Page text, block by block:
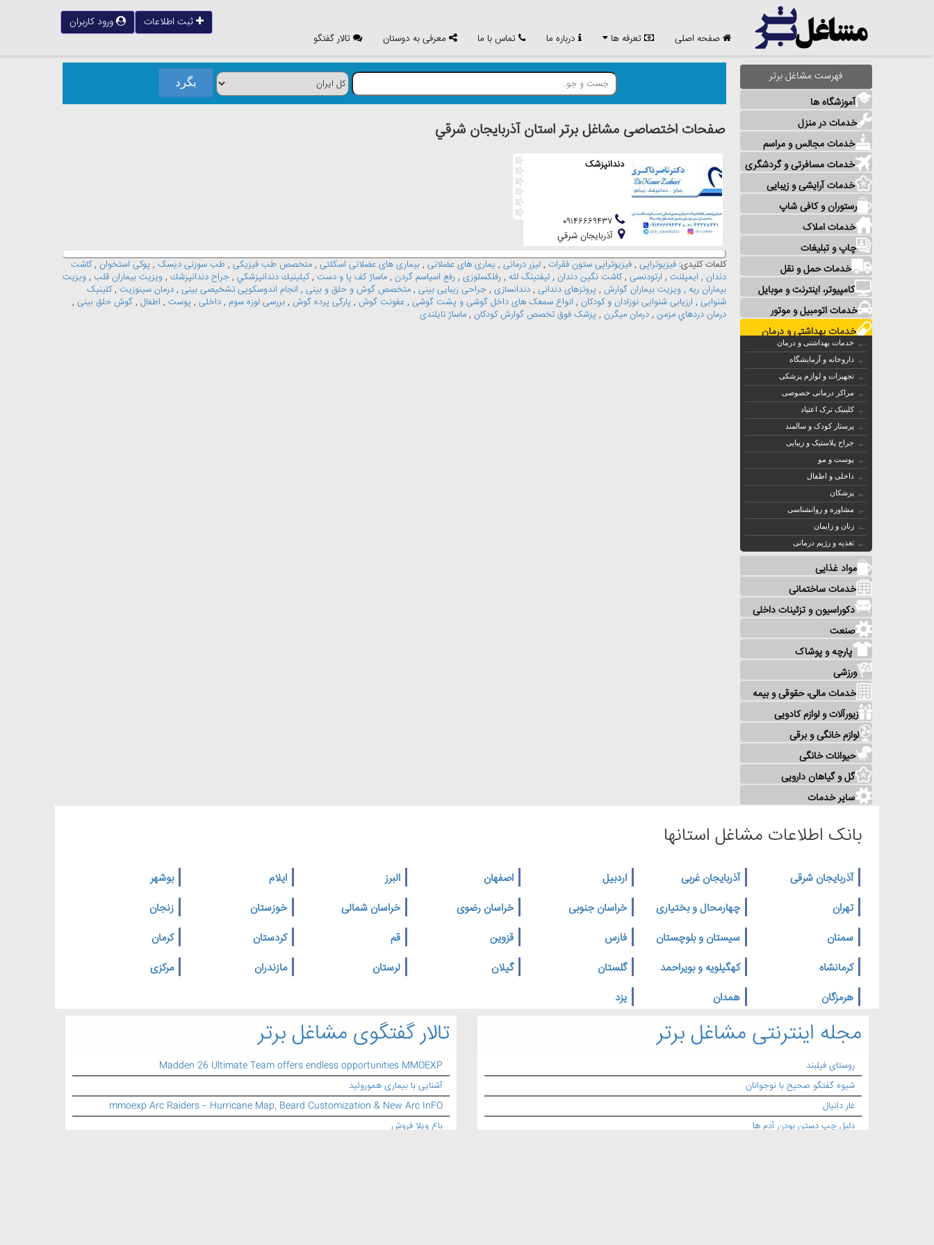
صفحه اصلی تعرفه ها درباره ما تماس با ما معرفی به دوستان تالار گفتگو
ثبت اطلاعات ورود کاربران
فهرست مشاغل برتر
آموزشگاه ها
خدمات در منزل
خدمات مجالس و مراسم
خدمات مسافرتی و گردشگری
خدمات آرایشی و زیبایی
رستوران و کافی شاپ
خدمات املاک
چاپ و تبلیغات
خدمات حمل و نقل
کامپیوتر، اینترنت و موبایل
خدمات اتومبیل و موتور
خدمات بهداشتی و درمان
خدمات بهداشتی و درمان
داروخانه و آزمایشگاه
تجهیزات و لوازم پزشکی
مراکز درمانی خصوصی
کلینیک ترک اعتیاد
پرستار کودک و سالمند
جراح پلاستیک و زیبایی
پوست و مو
داخلی و اطفال
پزشکان
مشاوره و روانشناسی
زنان و زایمان
تغذیه و رژیم درمانی
مواد غذایی
خدمات ساختمانی
دکوراسیون و تزئینات داخلی
صنعت
پارچه و پوشاک
ورزشی
خدمات مالی، حقوقی و بیمه
زیورآلات و لوازم کادویی
لوازم خانگی و برقی
حیوانات خانگی
گل و گیاهان دارویی
سایر خدمات
صفحات اختصاصی مشاغل برتر استان آذربايجان شرقي
دندانپزشک
آذربايجان شرقي
کلمات کلیدی: فیزیوتراپی , فیزیوتراپی ستون فقرات , لیزر درمانی , یماری های عضلانی , بیماری های عضلانی اسکلتی , متخصص طب فیزیکی , طب سوزنی دیسک , پوکی استخوان ,کاشت
دندان , ایمپلنت , ارتودنسی ,کاشت نگین دندان , لیفتینگ لثه , رفلکسلوزی , رفع اسپاسم گردن , ماساژ کف پا و دست ,كيلينيك دندانپزشكي , جراح دندانپزشك , ویزیت بیماران قلب , ویزیت
بیماران ریه , ویزیت بیماران گوارش , پروتزهای دندانی , دندانسازی , جراحی زیبایی بینی , متخصص گوش و حلق و بینی , انجام اندوسکوپى تشخیصی بینی , درمان سینوزیت ,کلینیک
شنوایی , ارزیابی شنوایی نوزادان و کودکان , انواع سمعک های داخل گوشی و پشت گوشی , عفونت گوش , پارگی پرده گوش , بررسی لوزه سوم , داخلی , پوست , اطفال , گوش حلق بینی ,
درمان دردهاي مزمن , درمان میگرن , پزشک فوق تخصص گوارش کودکان , ماساژ تایلندی
بانک اطلاعات مشاغل استانها
آذربایجان شرقی آذربایجان غربی اردبیل اصفهان البرز ایلام
بوشهر
تهران
چهارمحال و بختیاری خراسان جنوبی خراسان رضوی خراسان شمالی خوزستان
زنجان
سمنان
سیستان و بلوچستان فارس قزوین قم کردستان
کرمان
کرمانشاه
کهگیلویه و بویراحمد گلستان گیلان لرستان مازندران
مرکزی
هرمزگان
همدان یزد
تالار گفتگوی مشاغل برتر
Madden 26 Ultimate Team offers endless opportunities MMOEXP
آشنایی با بیماری هموروئید
mmoexp Arc Raiders – Hurricane Map, Beard Customization & New Arc InFO
باغ ویلا فروش
مجله اینترنتی مشاغل برتر
روستای فیلبند
شیوه گفتگو صحیح با نوجوانان
غار دانیال
دلیل چپ دستن بودن آدم ها